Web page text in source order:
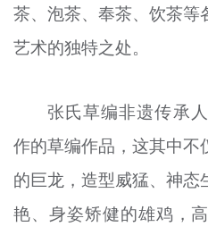
茶、泡茶、奉茶、饮茶等
艺术的独特之处。
张氏草编非遗传承
作的草编作品，这其中不
的巨龙，造型威猛、神
艳、身姿矫健的雄鸡，